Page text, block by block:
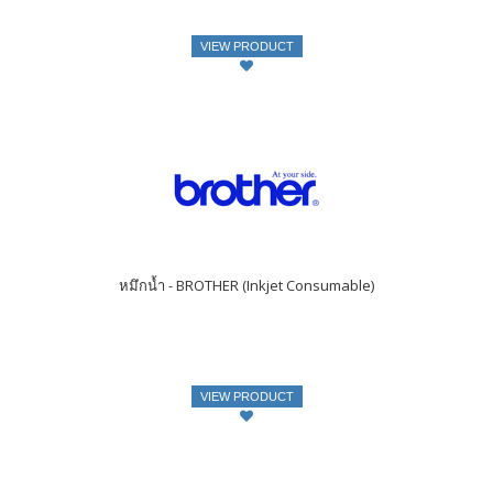
VIEW PRODUCT
หมึกน้ำ - BROTHER (Inkjet Consumable)
VIEW PRODUCT